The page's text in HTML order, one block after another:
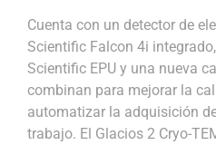
Cuenta con un detector de
Scientific Falcon 4i
Scientific EPU y una nueva
combinan para mejorar la
automatizar la adquisición
trabajo. El Glacios 2 Cryo-